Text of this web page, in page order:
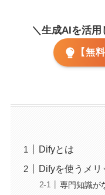
＼生成AIを活用
【無
Difyとは
Difyを使うメリ
専門知識が